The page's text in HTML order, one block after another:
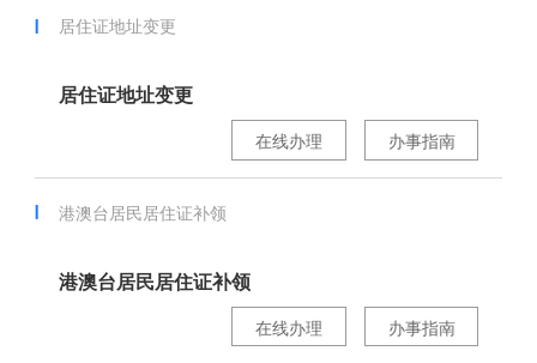
居住证地址变更
居住证地址变更
办事指南
在线办理
港澳台居民居住证补领
港澳台居民居住证补领
办事指南
在线办理